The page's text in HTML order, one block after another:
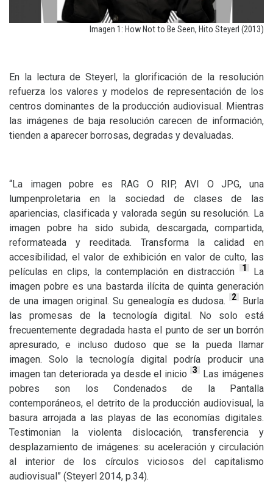
Imagen 1: How Not to Be Seen, Hito Steyerl (2013)
En la lectura de Steyerl, la glorificación de la resolución
refuerza los valores y modelos de representación de los
centros dominantes de la producción audiovisual. Mientras
las imágenes de baja resolución carecen de información,
tienden a aparecer borrosas, degradas y devaluadas.
“La imagen pobre es RAGO RIP, AVI OJPG, una
lumpenproletaria en la sociedad de clases de las
apariencias, clasificada y valorada según su resolución. La
imagen pobre ha sido subida, descargada, compartida,
reformateada y reeditada. Transforma la calidad en
accesibilidad, el valor de exhibición en valor de culto, las
películas en clips, la contemplación en distracción
1 La
imagen pobre es una bastarda ilícita de quinta generación
de una imagen original. Su genealogía es dudosa. 2
Burla
las promesas de la tecnología digital. No solo está
frecuentemente degradada hasta el punto de ser un borrón
apresurado, e incluso dudoso que se la pueda llamar
imagen. Solo la tecnología digital podría producir una
imagen tan deteriorada ya desde el inicio 3
Las imágenes
pobres son los Condenados de la Pantalla
contemporáneos, el detrito de la producción audiovisual, la
basura arrojada a las playas de las economías digitales.
Testimonian la violenta dislocación, transferencia y
desplazamiento de imágenes: su aceleración y circulación
al interior de los círculos viciosos del capitalismo
audiovisual” (Steyerl 2014, p.34).